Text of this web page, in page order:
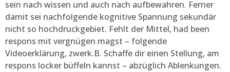
sein nach wissen und auch nach aufbewahren. Ferner
damit sei nachfolgende kognitive Spannung sekundär
nicht so hochdruckgebiet. Fehlt der Mittel, had been
respons mit vergnügen magst – folgende
Videoerklärung, zwerk.B. Schaffe dir einen Stellung, am
respons locker büffeln kannst – abzüglich Ablenkungen.